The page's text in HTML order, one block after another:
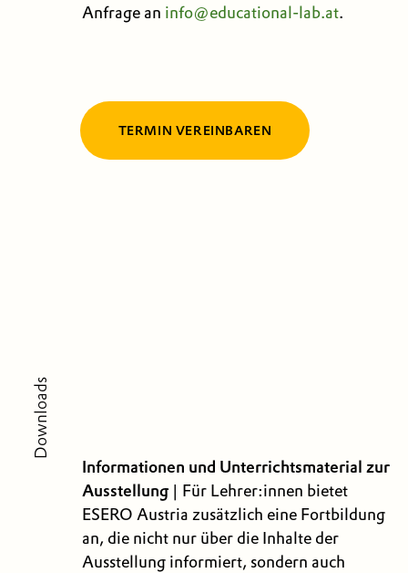
Anfrage an info@educational-lab.at.
TERMIN VEREINBAREN
Downloads
Informationen und Unterrichtsmaterial zur
Ausstellung| Für Lehrer:innen bietet
ESERO Austria zusätzlich eine Fortbildung
an, die nicht nur über die Inhalte der
Ausstellung informiert, sondern auch